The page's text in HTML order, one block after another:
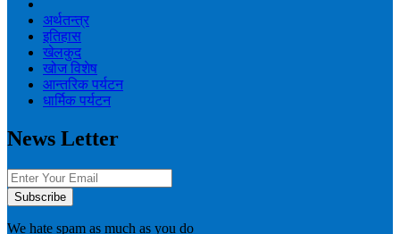
अर्थतन्त्र
इतिहास
खेलकुद
खोज विशेष
आन्तरिक पर्यटन
धार्मिक पर्यटन
News Letter
We hate spam as much as you do